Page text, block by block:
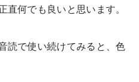
直何でも良いと思います。
読で使い続けてみると、色